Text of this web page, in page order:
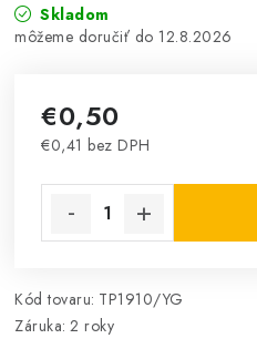
Skladom
12.8.2026
€0,50
€0,41 bez DPH
Kód tovaru: TP1910/YG
Záruka: 2 roky